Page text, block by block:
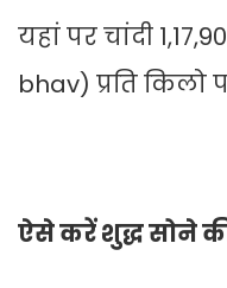
यहां पर चांदी
bhav) प्रति किलो
ऐसे करें शुद्ध सोने